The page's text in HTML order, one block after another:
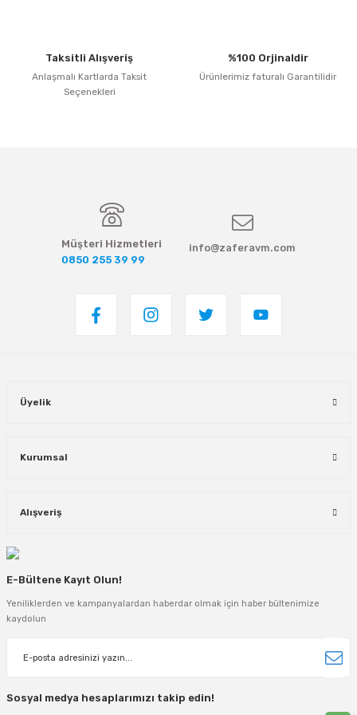
Taksitli Alışveriş
Anlaşmalı Kartlarda Taksit
Seçenekleri
%100 Orjinaldir
Ürünlerimiz faturalı Garantilidir
Müşteri Hizmetleri
0850 255 39 99
info@zaferavm.com
Üyelik
Kurumsal
Alışveriş
E-Bültene Kayıt Olun!
Yeniliklerden ve kampanyalardan haberdar olmak için haber bültenimize
kaydolun
Sosyal medya hesaplarımızı takip edin!